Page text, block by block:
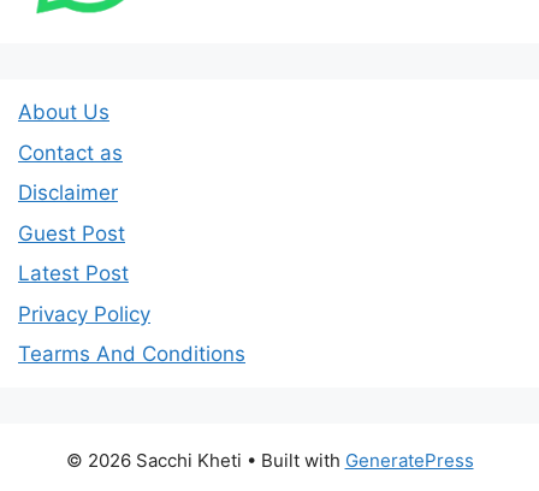
About Us
Contact as
Disclaimer
Guest Post
Latest Post
Privacy Policy
Tearms And Conditions
© 2026 Sacchi Kheti • Built with GeneratePress